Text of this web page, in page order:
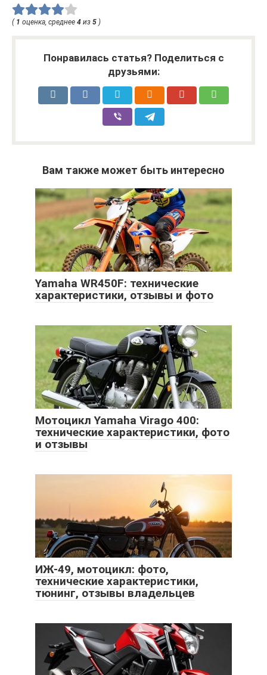
( 1 оценка, среднее 4 из 5 )
Понравилась статья? Поделиться с
друзьями:
Вам также может быть интересно
Yamaha WR450F: технические
характеристики, отзывы и фото
Мотоцикл Yamaha Virago 400:
технические характеристики, фото
и отзывы
ИЖ-49, мотоцикл: фото,
технические характеристики,
тюнинг, отзывы владельцев